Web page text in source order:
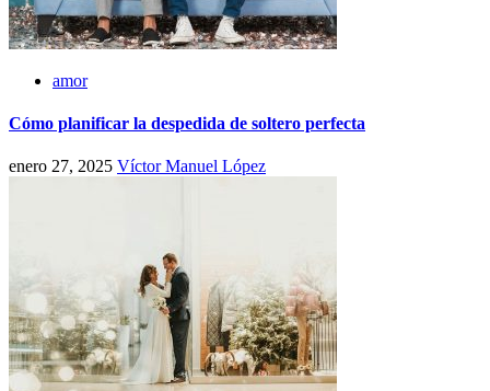
amor
Cómo planificar la despedida de soltero perfecta
enero 27, 2025 Víctor Manuel López